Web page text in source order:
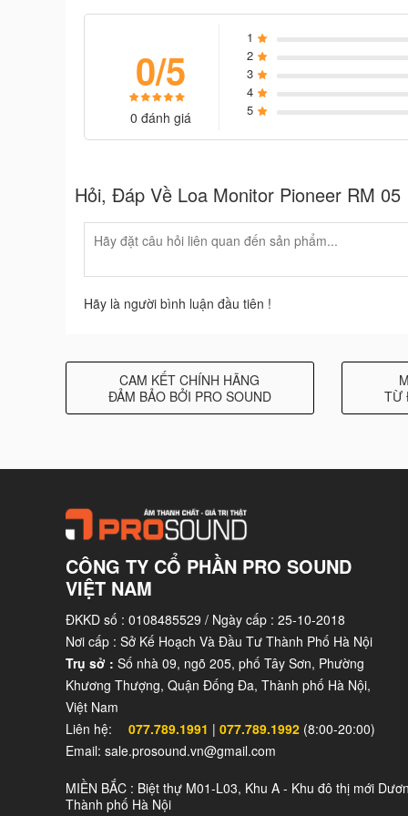
Pioneer RM-05 còn được trang bị một trình điều
Người dùng chỉ cần đặt tweeter và loa trầm vào
nên trong và rõ ràng hơn.
0/5
0 đánh giá
1
2
3
4
5
Hỏi, Đáp Về Loa Monitor Pioneer RM 05
Hãy là người bình luận đầu tiên !
CAM KẾT CHÍNH HÃNG
ĐẢM BẢO BỞI PRO SOUND
TỪ
CÔNG TY CỔ PHẦN PRO SOUND
VIỆT NAM
ĐKKD số : 0108485529 / Ngày cấp : 25-10-2018
Nơi cấp : Sở Kế Hoạch Và Đầu Tư Thành Phố Hà Nội
Trụ sở : Số nhà 09, ngõ 205, phố Tây Sơn, Phường
Khương Thượng, Quận Đống Đa, Thành phố Hà Nội,
Việt Nam
Liên hệ:
077.789.1991 | 077.789.1992 (8:00-20:00)
Email: sale.prosound.vn@gmail.com
MIỀN BẮC : Biệt thự M01-L03, Khu A - Khu đô thị mới
Thành phố Hà Nội